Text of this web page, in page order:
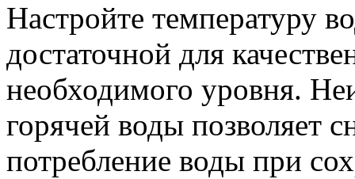
Настройте температуру
достаточной для
необходимого уровня.
горячей воды позволяет
потребление воды при